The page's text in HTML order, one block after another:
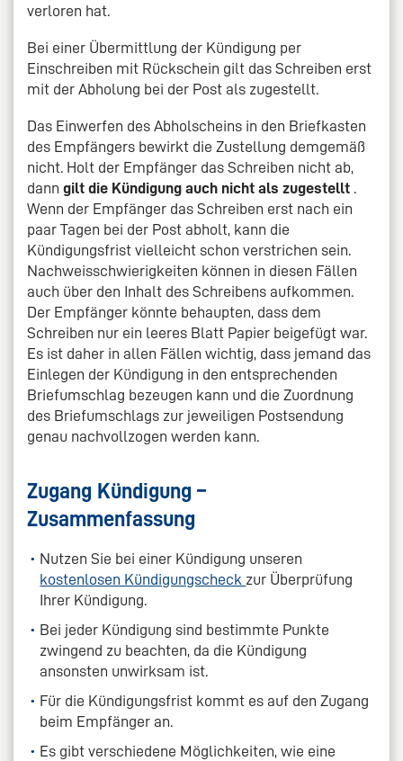
verloren hat.
Bei einer Übermittlung der Kündigung per
Einschreiben mit Rückschein gilt das Schreiben erst
mit der Abholung bei der Post als zugestellt.
Das Einwerfen des Abholscheins in den Briefkasten
des Empfängers bewirkt die Zustellung demgemäß
nicht. Holt der Empfänger das Schreiben nicht ab,
dann gilt die Kündigung auch nicht als zugestellt .
Wenn der Empfänger das Schreiben erst nach ein
paar Tagen bei der Post abholt, kann die
Kündigungsfrist vielleicht schon verstrichen sein.
Nachweisschwierigkeiten können in diesen Fällen
auch über den Inhalt des Schreibens aufkommen.
Der Empfänger könnte behaupten, dass dem
Schreiben nur ein leeres Blatt Papier beigefügt war.
Es ist daher in allen Fällen wichtig, dass jemand das
Einlegen der Kündigung in den entsprechenden
Briefumschlag bezeugen kann und die Zuordnung
des Briefumschlags zur jeweiligen Postsendung
genau nachvollzogen werden kann.
Zugang Kündigung –
Zusammenfassung
Nutzen Sie bei einer Kündigung unseren
kostenlosen Kündigungscheck zur Überprüfung
Ihrer Kündigung.
Bei jeder Kündigung sind bestimmte Punkte
zwingend zu beachten, da die Kündigung
ansonsten unwirksam ist.
Für die Kündigungsfrist kommt es auf den Zugang
beim Empfänger an.
Es gibt verschiedene Möglichkeiten, wie eine